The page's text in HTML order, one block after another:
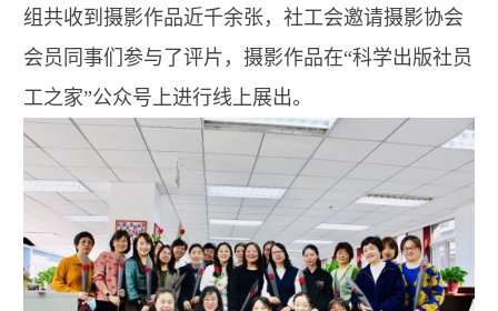
组共收到摄影作品近千余张，社工会邀请摄影协会
会员同事们参与了评片，摄影作品在“科学出版社员
工之家”公众号上进行线上展出。